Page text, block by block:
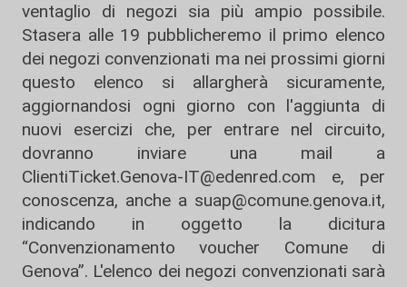
ventaglio di negozi sia più ampio possibile.
Stasera alle 19 pubblicheremo il primo elenco
dei negozi convenzionati ma nei prossimi giorni
questo elenco si allargherà sicuramente,
aggiornandosi ogni giorno con l'aggiunta di
nuovi esercizi che, per entrare nel circuito,
dovranno inviare una mail a
ClientiTicket.Genova-IT@edenred.com e, per
conoscenza, anche a suap@comune.genova.it,
indicando in oggetto la dicitura
“Convenzionamento voucher Comune di
Genova”. L'elenco dei negozi convenzionati sarà